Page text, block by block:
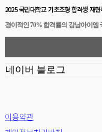
2025 국민대학교 기초조형 합격생 재현
경이적인 70% 합격률의 강남아이엠
네이버 블로그
이용약관